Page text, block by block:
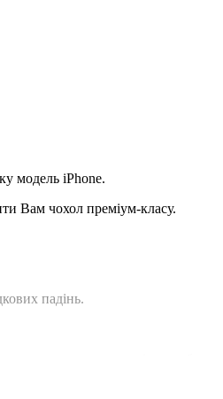
модель iPhone.
Вам чохол преміум-класу.
падінь.